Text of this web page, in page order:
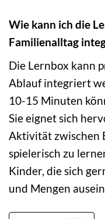
Wie kann ich die
Familienalltag
Die Lernbox kann
Ablauf integriert
10-15 Minuten
Sie eignet sich
Aktivität zwischen
spielerisch zu
Kinder, die sich
und Mengen